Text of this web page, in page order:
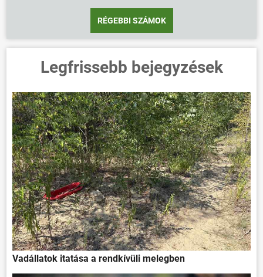
RÉGEBBI SZÁMOK
Legfrissebb bejegyzések
Vadállatok itatása a rendkívüli melegben